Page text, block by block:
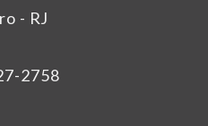
- RJ
2758